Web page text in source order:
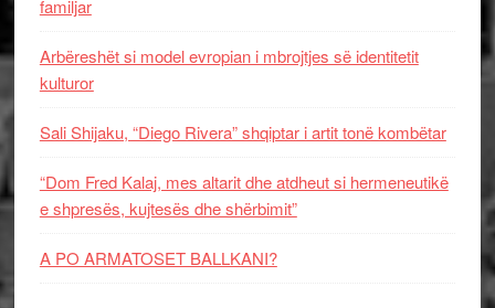
familjar
Arbëreshët si model evropian i mbrojtjes së identitetit
kulturor
Sali Shijaku, “Diego Rivera” shqiptar i artit tonë kombëtar
“Dom Fred Kalaj, mes altarit dhe atdheut si hermeneutikë
e shpresës, kujtesës dhe shërbimit”
A PO ARMATOSET BALLKANI?